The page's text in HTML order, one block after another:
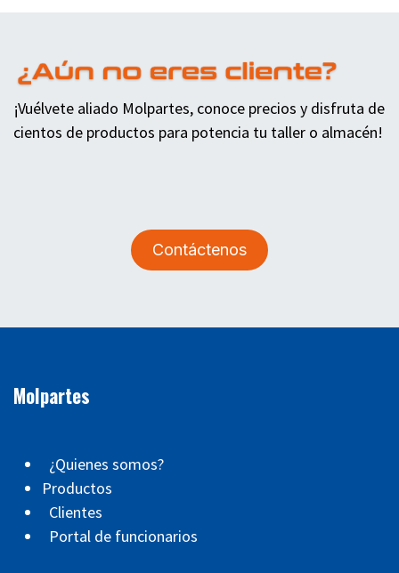
¡Vuélvete aliado Molpartes, conoce precios y disfruta de
cientos de productos para potencia tu taller o almacén!
Contáctenos
Molpartes
¿Quienes somos?
Productos
Clientes
Portal de funcionarios